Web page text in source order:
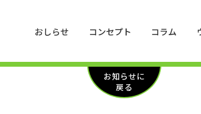
おしらせ コンセプト コラム
お知らせに
戻る